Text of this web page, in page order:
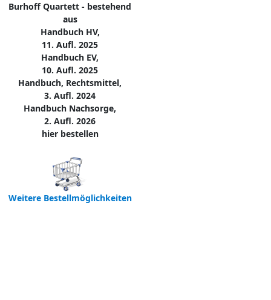
Burhoff Quartett - bestehend
aus
Handbuch HV,
11. Aufl. 2025
Handbuch EV,
10. Aufl. 2025
Handbuch, Rechtsmittel,
3. Aufl. 2024
Handbuch Nachsorge,
2. Aufl. 2026
hier bestellen
Weitere Bestellmöglichkeiten